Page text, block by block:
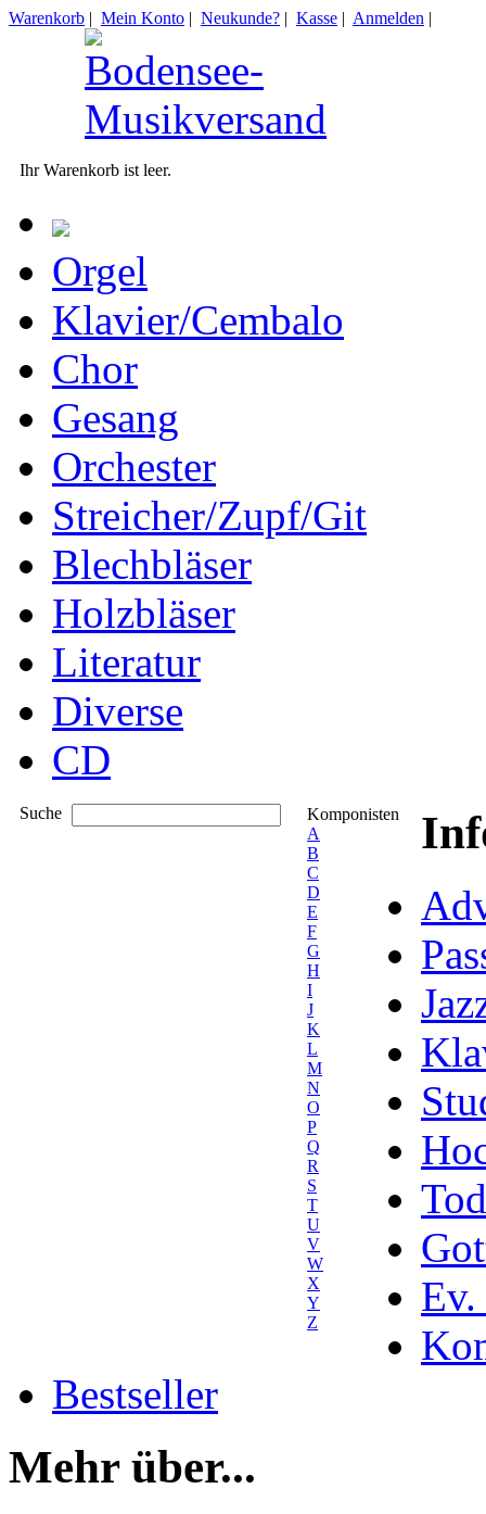
Warenkorb | Mein Konto | Neukunde? | Kasse | Anmelden |
Ihr Warenkorb ist leer.
Orgel
Klavier/Cembalo
Chor
Gesang
Orchester
Streicher/Zupf/Git
Blechbläser
Holzbläser
Literatur
Diverse
CD
Suche
Komponisten
A
B
C
D
E
F
G
H
I
J
K
L
M
N
O
P
Q
R
S
T
U
V
W
X
Y
Z
Ev.
Bestseller
Mehr über...